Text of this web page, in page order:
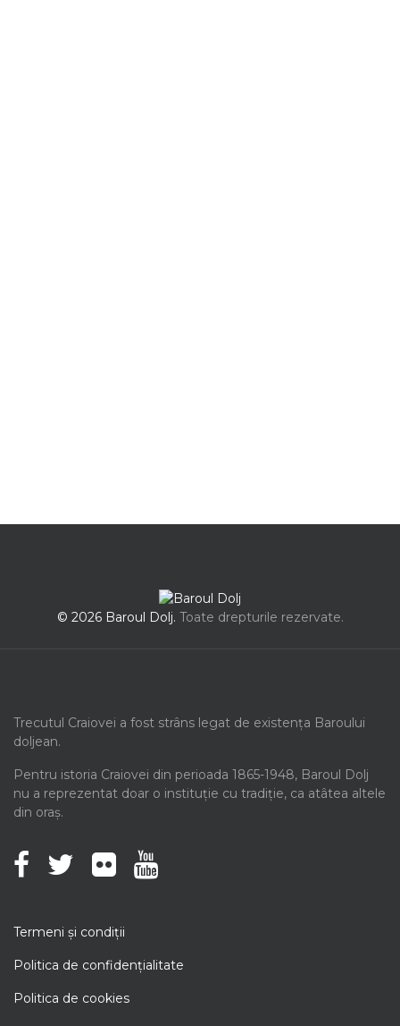
© 2026 Baroul Dolj. Toate drepturile rezervate.
Trecutul Craiovei a fost strâns legat de existența Baroului
doljean.
Pentru istoria Craiovei din perioada 1865-1948, Baroul Dolj
nu a reprezentat doar o instituție cu tradiție, ca atâtea altele
din oraș.
Termeni şi condiţii
Politica de confidenţialitate
Politica de cookies